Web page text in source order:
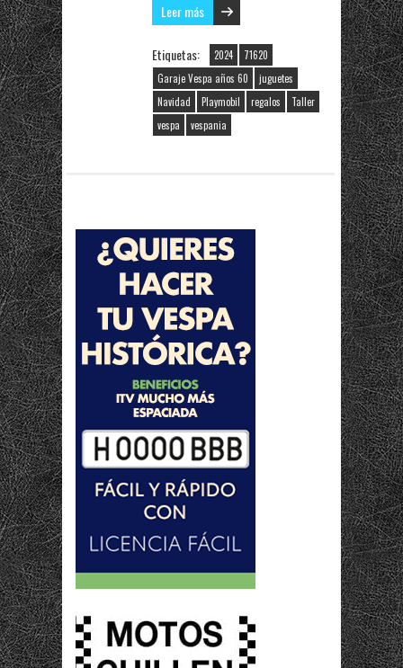
Leer más
Etiquetas: 2024
71620
Garaje Vespa años 60
juguetes
Navidad
Playmobil regalos
Taller
vespa
vespania